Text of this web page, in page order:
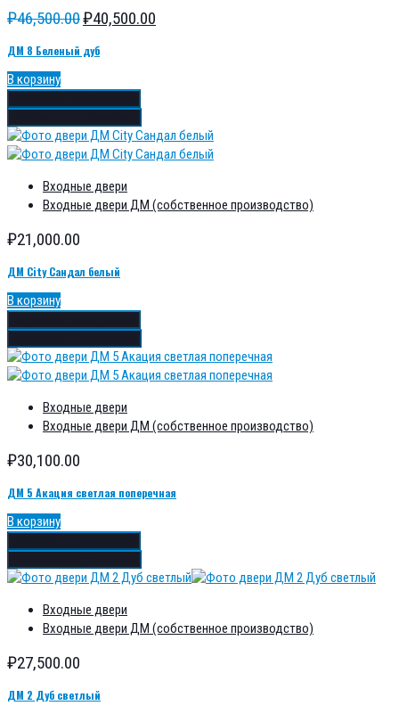
₽46,500.00₽40,500.00
ДМ 8 Беленый дуб
В корзину
Входные двери
Входные двери ДМ (собственное производство)
₽21,000.00
ДМ City Сандал белый
В корзину
Входные двери
Входные двери ДМ (собственное производство)
₽30,100.00
ДМ 5 Акация светлая поперечная
В корзину
Входные двери
Входные двери ДМ (собственное производство)
₽27,500.00
ДМ 2 Дуб светлый